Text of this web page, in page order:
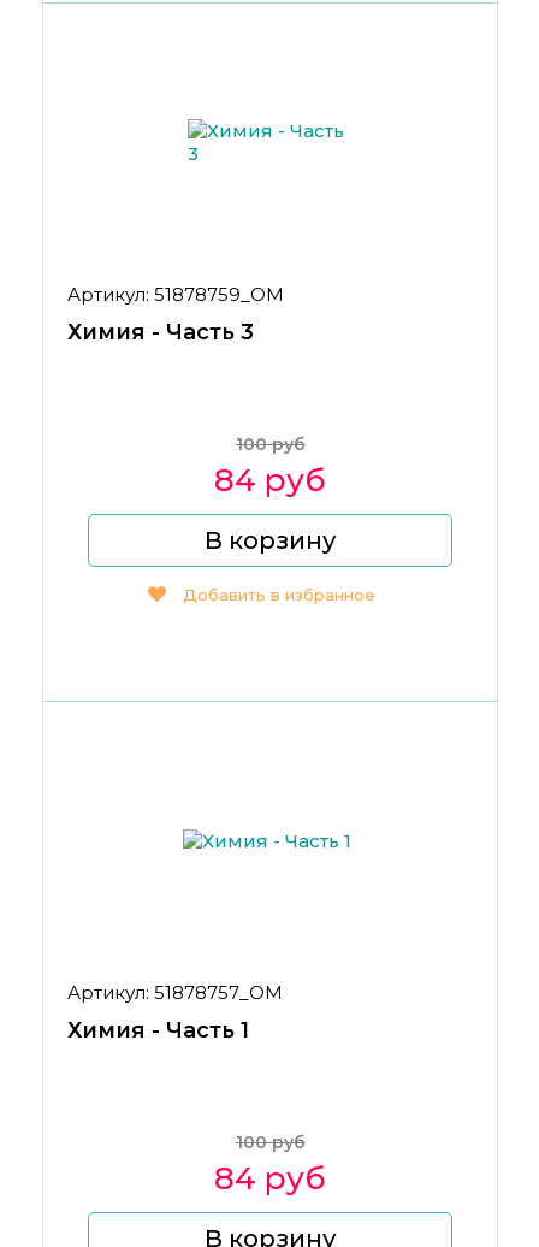
Артикул: 51878759_ОМ
Химия - Часть 3
100 руб
84 руб
В корзину
Добавить в избранное
Артикул: 51878757_ОМ
Химия - Часть 1
100 руб
84 руб
В корзину